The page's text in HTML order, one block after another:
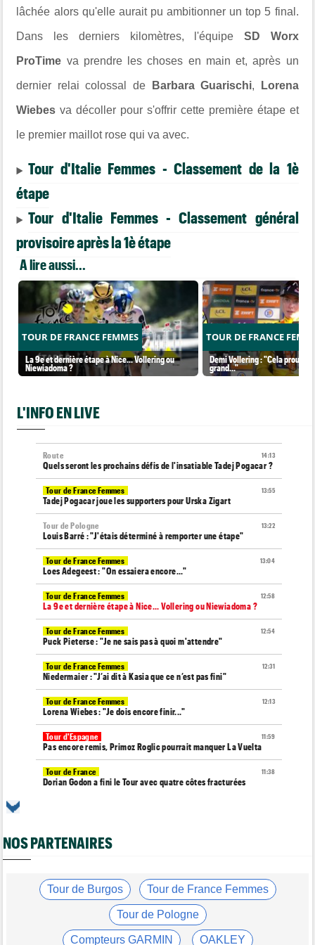
lâchée alors qu'elle aurait pu ambitionner un top 5 final.
Dans les derniers kilomètres, l'équipe SD Worx
ProTime va prendre les choses en main et, après un
dernier relai colossal de Barbara Guarischi, Lorena
Wiebesva décoller pour s'offrir cette première étape et
le premier maillot rose qui va avec.
Tour d'Italie Femmes - Classement de la 1è
étape
Tour d'Italie Femmes - Classement général
provisoire après la 1è étape
A lire aussi...
TOUR DE FRANCE FEMMES
La 9e et dernière étape à Nice... Vollering ou
Niewiadoma ?
TOUR DE FRANCE
Demi Vollering : "Cela prouve
grand..."
L'INFO EN LIVE
14:13
Route
Quels seront les prochains défis de l'insatiable Tadej Pogacar ?
13:55
Tour de France Femmes
Tadej Pogacar joue les supporters pour Urska Zigart
13:22
Tour de Pologne
Louis Barré : "J'étais déterminé à remporter une étape"
13:04
Tour de France Femmes
Loes Adegeest : "On essaiera encore..."
12:58
Tour de France Femmes
La 9e et dernière étape à Nice... Vollering ou Niewiadoma ?
12:54
Tour de France Femmes
Puck Pieterse : "Je ne sais pas à quoi m'attendre"
12:31
Tour de France Femmes
Niedermaier : "J’ai dit à Kasia que ce n’est pas fini"
12:13
Tour de France Femmes
Lorena Wiebes : "Je dois encore finir..."
11:59
Tour d'Espagne
Pas encore remis, Primoz Roglic pourrait manquer La Vuelta
11:38
Tour de France
Dorian Godon a fini le Tour avec quatre côtes fracturées
Tour de France Femmes
La FDJ-SUEZ assume sa stratégie : "C'est ça, le cyclisme"
Média
L'abonnement à Cyclism'Actu sans pub ni pop up : 9,99€ pour 1
an
Tour de France Femmes
Lilan Calmejane : "Ferrand-Prévot raconte des salades…"
NOS PARTENAIRES
Tour de Burgos Tour de France Femmes
Tour de Pologne
Compteurs GARMIN OAKLEY